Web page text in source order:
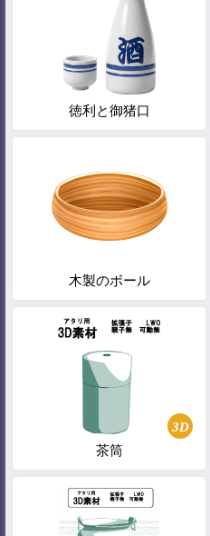
徳利と御猪口
木製のボール
3D
茶筒